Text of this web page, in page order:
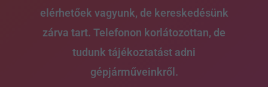
elérhetőek vagyunk, de kereskedésünk
zárva tart. Telefonon korlátozottan, de
tudunk tájékoztatást adni
gépjárműveinkről.